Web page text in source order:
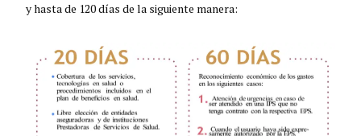
y hasta de 120 días de la siguiente manera: